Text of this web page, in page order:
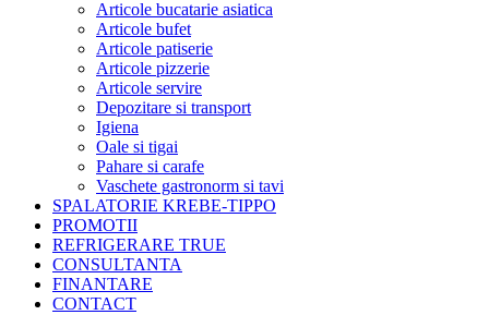
Articole bucatarie asiatica
Articole bufet
Articole patiserie
Articole pizzerie
Articole servire
Depozitare si transport
Igiena
Oale si tigai
Pahare si carafe
Vaschete gastronorm si tavi
SPALATORIE KREBE-TIPPO
PROMOTII
REFRIGERARE TRUE
CONSULTANTA
FINANTARE
CONTACT